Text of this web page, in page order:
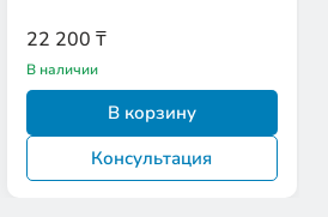
22 200 ₸
В наличии
В корзину
Консультация